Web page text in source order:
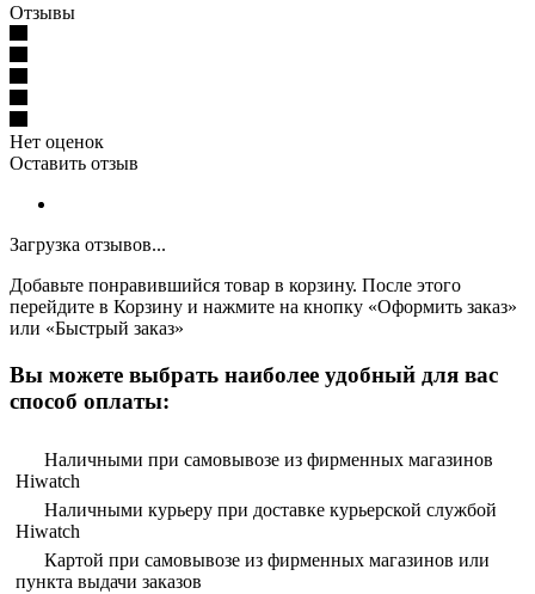
Отзывы
Нет оценок
Оставить отзыв
Загрузка отзывов...
Добавьте понравившийся товар в корзину. После этого
перейдите в Корзину и нажмите на кнопку «Оформить заказ»
или «Быстрый заказ»
Вы можете выбрать наиболее удобный для вас
способ оплаты:
Наличными при самовывозе из фирменных магазинов
Hiwatch
Наличными курьеру при доставке курьерской службой
Hiwatch
Картой при самовывозе из фирменных магазинов или
пункта выдачи заказов